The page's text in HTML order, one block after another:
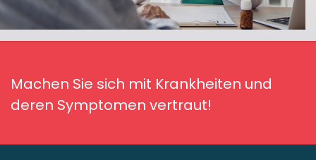
Machen Sie sich mit Krankheiten und
deren Symptomen vertraut!